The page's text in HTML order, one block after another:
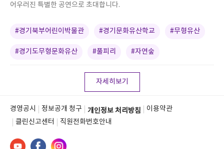
어우러진 특별한 공연으로 초대합니다.
#경기북부어린이박물관 #경기문화유산학교 #무형유산
#경기도무형문화유산 #풀피리 #자연숲
자세히보기
경영공시 정보공개 청구 개인정보 처리방침
이용약관
클린신고센터
직원전화번호안내